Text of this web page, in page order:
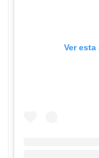
Ver